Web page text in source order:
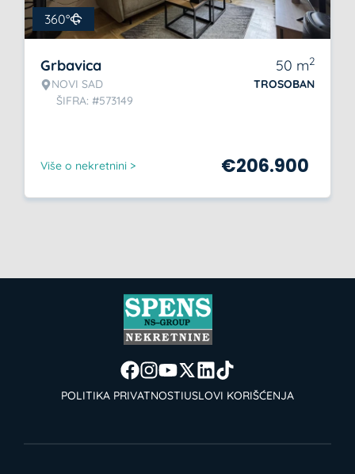
360°
Grbavica
NOVI SAD
ŠIFRA: #573149
50 m2
TROSOBAN
Više o nekretnini > €206.900
POLITIKA PRIVATNOSTIUSLOVI KORIŠĆENJA